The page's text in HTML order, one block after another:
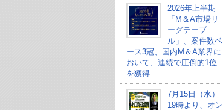
2026年上半期
「M＆A市場リ
ーグテーブ
ル」、案件数ベ
ース3冠、国内M＆A業界に
おいて、連続で圧倒的1位
を獲得
7月15日（水）
19時より、オン